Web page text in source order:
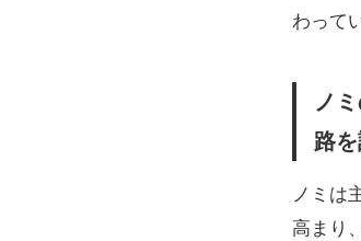
わって
ノ
路
ノミは
高まり